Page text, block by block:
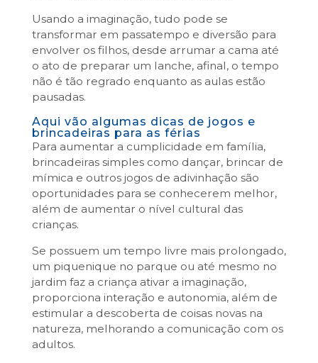
Usando a imaginação, tudo pode se
transformar em passatempo e diversão para
envolver os filhos, desde arrumar a cama até
o ato de preparar um lanche, afinal, o tempo
não é tão regrado enquanto as aulas estão
pausadas.
Aqui vão algumas dicas de jogos e
brincadeiras para as férias
Para aumentar a cumplicidade em família,
brincadeiras simples como dançar, brincar de
mímica e outros jogos de adivinhação são
oportunidades para se conhecerem melhor,
além de aumentar o nível cultural das
crianças.
Se possuem um tempo livre mais prolongado,
um piquenique no parque ou até mesmo no
jardim faz a criança ativar a imaginação,
proporciona interação e autonomia, além de
estimular a descoberta de coisas novas na
natureza, melhorando a comunicação com os
adultos.